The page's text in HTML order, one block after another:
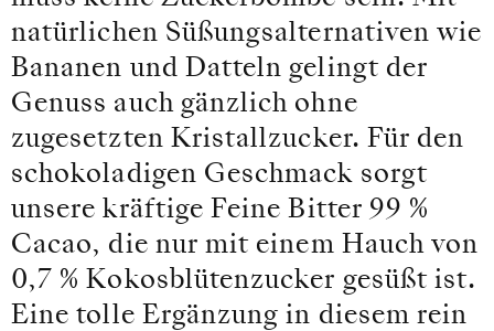
natürlichen Süßungsalternativen wie
Bananen und Datteln gelingt der
Genuss auch gänzlich ohne
zugesetzten Kristallzucker. Für den
schokoladigen Geschmack sorgt
unsere kräftige Feine Bitter 99 %
Cacao, die nur mit einem Hauch von
0,7 % Kokosblütenzucker gesüßt ist.
Eine tolle Ergänzung in diesem rein